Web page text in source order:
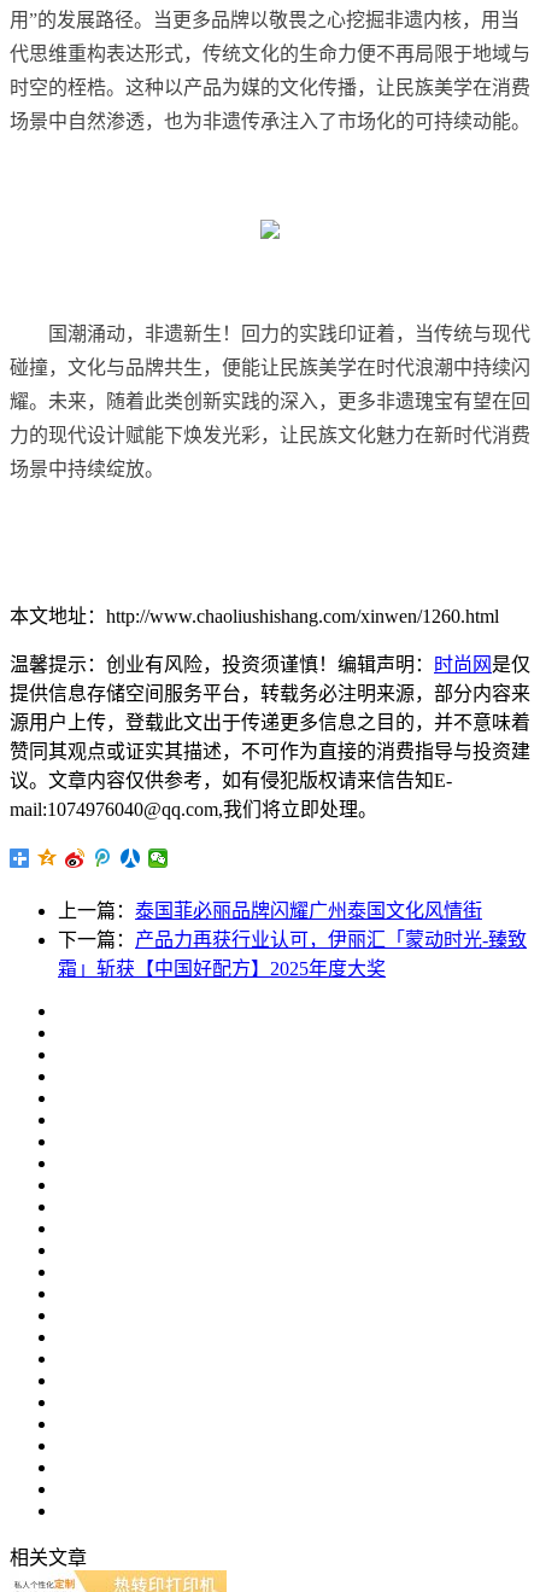
用”的发展路径。当更多品牌以敬畏之心挖掘非遗内核，用当
代思维重构表达形式，传统文化的生命力便不再局限于地域与
时空的桎梏。这种以产品为媒的文化传播，让民族美学在消费
场景中自然渗透，也为非遗传承注入了市场化的可持续动能。
国潮涌动，非遗新生！回力的实践印证着，当传统与现代
碰撞，文化与品牌共生，便能让民族美学在时代浪潮中持续闪
耀。未来，随着此类创新实践的深入，更多非遗瑰宝有望在回
力的现代设计赋能下焕发光彩，让民族文化魅力在新时代消费
场景中持续绽放。
本文地址：http://www.chaoliushishang.com/xinwen/1260.html
温馨提示：创业有风险，投资须谨慎！编辑声明： 时尚网 是仅
提供信息存储空间服务平台，转载务必注明来源，部分内容来
源用户上传，登载此文出于传递更多信息之目的，并不意味着
赞同其观点或证实其描述，不可作为直接的消费指导与投资建
议。文章内容仅供参考，如有侵犯版权请来信告知E-
mail:1074976040@qq.com,我们将立即处理。
上一篇： 泰国菲必丽品牌闪耀广州泰国文化风情街
下一篇： 产品力再获行业认可，伊丽汇「蒙动时光-臻致
霜」斩获【中国好配方】2025年度大奖
相关文章